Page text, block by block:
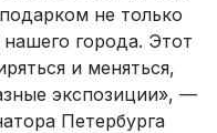
не только
города. Этот
и меняться,
экспозиции», —
Петербурга